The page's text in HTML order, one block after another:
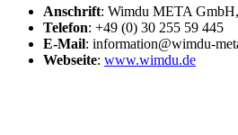
Anschrift: Wimdu META
Telefon: +49 (0) 30 255 59 445
E-Mail: information@wimdu-
Webseite: www.wimdu.de